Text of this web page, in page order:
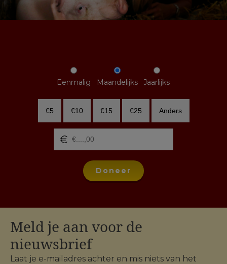
Eenmalig Maandelijks Jaarlijks
€5 €10 €15 €25 Anders
Doneer
Meld je aan voor de
nieuwsbrief
Laat je e-mailadres achter en mis niets van het